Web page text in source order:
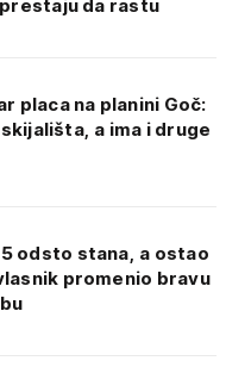
da rastu
placa na planini Goč:
a ima i druge
odsto stana, a ostao
promenio bravu